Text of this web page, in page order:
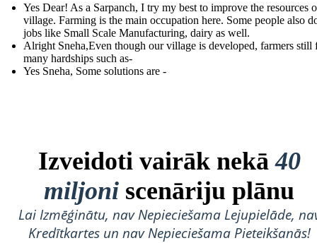
Yes Dear! As a Sarpanch, I try my best to improve the resources
village. Farming is the main occupation here. Some people also
jobs like Small Scale Manufacturing, dairy as well.
Alright Sneha,Even though our village is developed, farmers still
many hardships such as-
Yes Sneha, Some solutions are -
Izveidoti vairāk nekā40
miljoni scenāriju plānu
Lai Izmēģinātu, nav Nepieciešama Lejupielāde,
Kredītkartes un nav Nepieciešama Pieteikšanās!